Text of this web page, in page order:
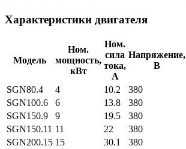
Характеристики двигателя
Модель
Ном.
мощность,
кВт
Ном.
сила
тока,
А
Напряжение,
В
SGN80.4 4 10.2 380
SGN100.6
6 13.8 380
SGN150.9
9 19.5 380
SGN150.11 11 22 380
SGN200.15 15 30.1 380